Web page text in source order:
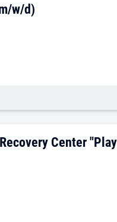
/ E-
w/d)
AlegriaCenter